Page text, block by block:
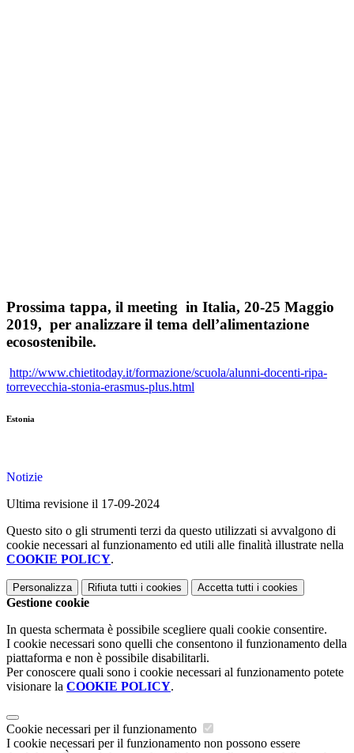
Prossima tappa, il meeting in Italia, 20-25 Maggio
2019, per analizzare il tema dell’alimentazione
ecosostenibile.
http://www.chietitoday.it/formazione/scuola/alunni-docenti-ripa-
torrevecchia-stonia-erasmus-plus.html
Estonia
Notizie
Ultima revisione il 17-09-2024
Questo sito o gli strumenti terzi da questo utilizzati si avvalgono di
cookie necessari al funzionamento ed utili alle finalità illustrate nella
COOKIE POLICY.
Personalizza Rifiuta tutti i cookies Accetta tutti i cookies
Gestione cookie
In questa schermata è possibile scegliere quali cookie consentire.
I cookie necessari sono quelli che consentono il funzionamento della
piattaforma e non è possibile disabilitarli.
Per conoscere quali sono i cookie necessari al funzionamento potete
visionare la COOKIE POLICY.
Cookie necessari per il funzionamento
I cookie necessari per il funzionamento non possono essere